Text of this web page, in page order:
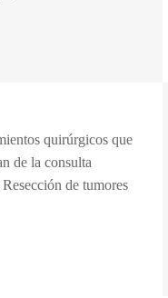
quirúrgicos que
de la consulta
de tumores